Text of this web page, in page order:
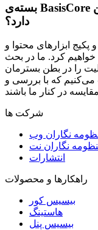
بسته‌ی BasisCore روی محتوا هم حرفی برای گفتن
دارد؟
ابزارهای محتوا و
خواهیم کرد. ما در بحث
را در بطن بسترمان
که با بررسی و
شرکت ها
نگاران وب
نگاران نت
انتشارات
راهکارها و محصولات
بیسیس کور
هاستینگ
بیسیس پنل